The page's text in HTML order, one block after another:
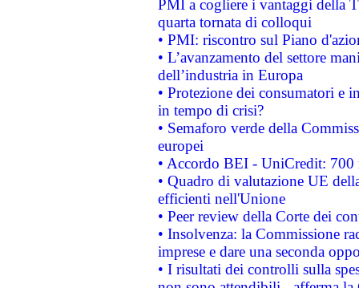
PMI a cogliere i vantaggi della
quarta tornata di colloqui
• PMI: riscontro sul Piano
• L’avanzamento del settore
dell’industria in Europa
• Protezione dei consumatori e
in tempo di crisi?
• Semaforo verde della
europei
• Accordo BEI - UniCredit:
• Quadro di valutazione UE
efficienti nell'Unione
• Peer review della Corte dei
• Insolvenza: la Commissione
imprese e dare una seconda
• I risultati dei controlli sulla